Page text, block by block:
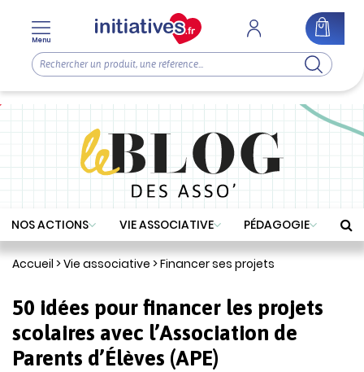
NOS ACTIONS VIE ASSOCIATIVE PÉDAGOGIE
Accueil >Vie associative >Financer ses projets
50 idées pour financer les projets
scolaires avec l’Association de
Parents d’Élèves (APE)
Menu